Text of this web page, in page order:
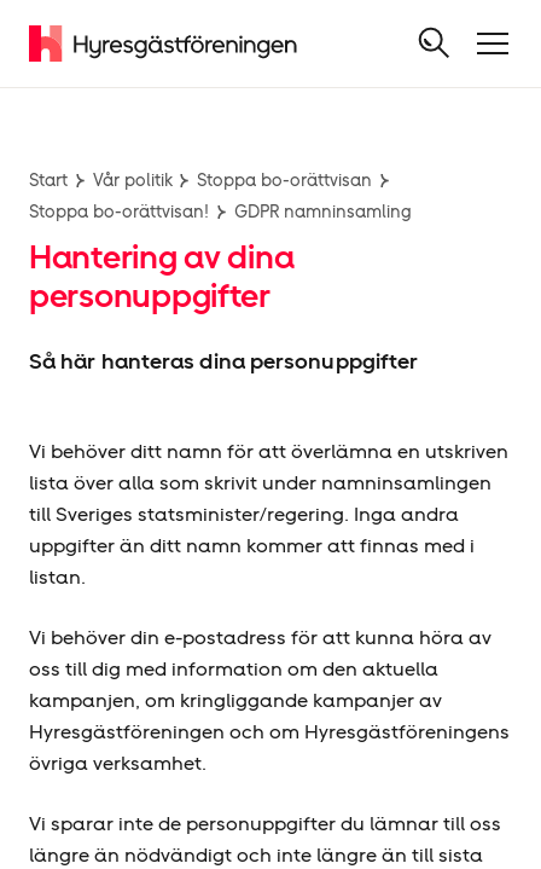
Start Vår politik
Stoppa bo-orättvisan
Stoppa bo-orättvisan!
GDPR namninsamling
Hantering av dina
personuppgifter
Så här hanteras dina personuppgifter
Vi behöver ditt namn för att överlämna en utskriven
lista över alla som skrivit under namninsamlingen
till Sveriges statsminister/regering. Inga andra
uppgifter än ditt namn kommer att finnas med i
listan.
Vi behöver din e-postadress för att kunna höra av
oss till dig med information om den aktuella
kampanjen, om kringliggande kampanjer av
Hyresgäst­föreningen och om Hyresgäst­föreningens
övriga verksamhet.
Vi sparar inte de personuppgifter du lämnar till oss
längre än nödvändigt och inte längre än till sista